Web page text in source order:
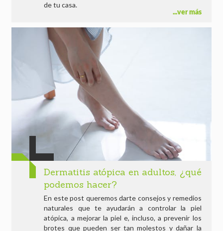
de tu casa.
ver más
Dermatitis atópica en adultos, ¿qué
podemos hacer?
En este post queremos darte consejos y remedios
naturales que te ayudarán a controlar la piel
atópica, a mejorar la piel e, incluso, a prevenir los
brotes que pueden ser tan molestos y dañar la